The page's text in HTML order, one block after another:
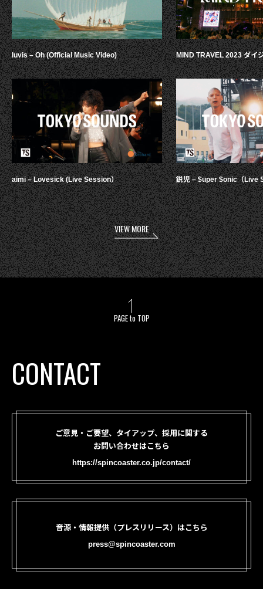
luvis – Oh (Official Music Video)
aimi – Lovesick (Live Session）
MIND TRAVEL 2023 ダイ
鋭児 – $uper $onic（Live
VIEW MORE
PAGE to TOP
CONTACT
ご意見・ご要望、タイアップ、採用に関する
お問い合わせはこちら
https://spincoaster.co.jp/contact/
音源・情報提供（プレスリリース）はこちら
press@spincoaster.com